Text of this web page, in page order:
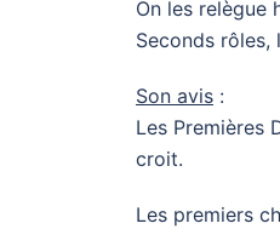
On les relègue
Seconds rôles,
Son avis :
Les Premières
croit.
Les premiers